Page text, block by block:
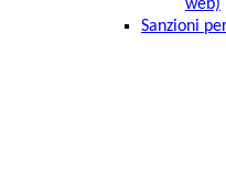
web)
Sanzioni